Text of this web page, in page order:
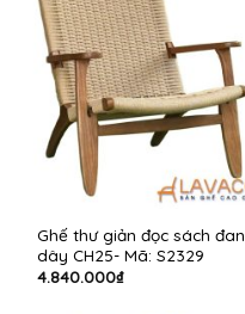
Ghế thư giản đọc sách đan
dây CH25- Mã: S2329
4.840.000₫